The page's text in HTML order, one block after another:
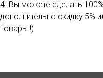
4. Вы можете сделать
дополнительно скидку 5%
товары !)